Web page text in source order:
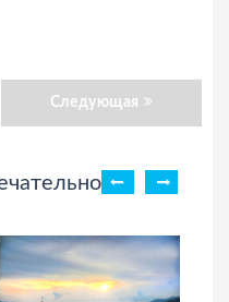
Следующая